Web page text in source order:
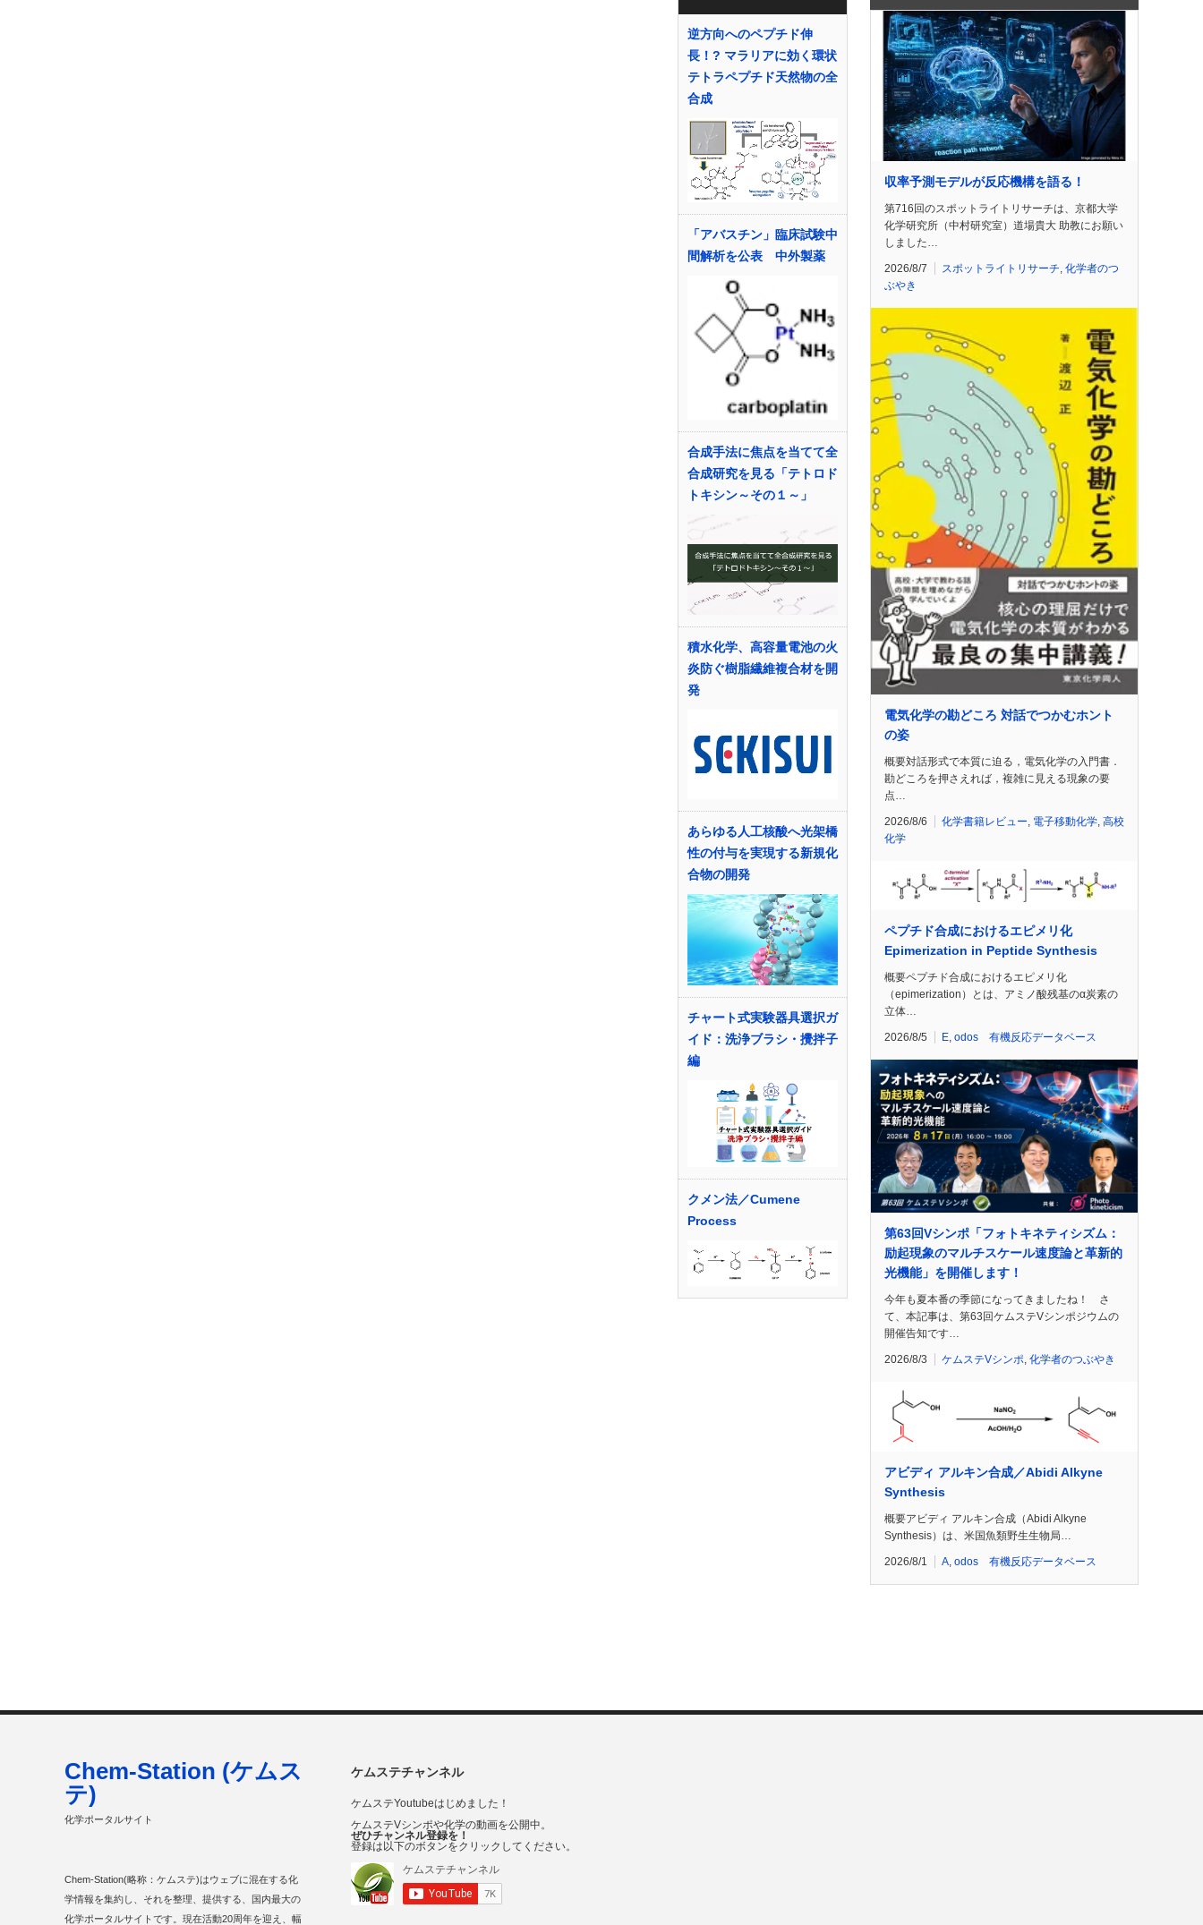
逆方向へのペプチド伸
長！? マラリアに効く環状
テトラペプチド天然物の全
合成
「アバスチン」臨床試験中
間解析を公表 中外製薬
合成手法に焦点を当てて全
合成研究を見る「テトロド
トキシン～その１～」
積水化学、高容量電池の火
炎防ぐ樹脂繊維複合材を開
発
あらゆる人工核酸へ光架橋
性の付与を実現する新規化
合物の開発
チャート式実験器具選択ガ
イド：洗浄ブラシ・攪拌子
編
クメン法／Cumene
Process
収率予測モデルが反応機構を語る！
第716回のスポットライトリサーチは、京都大学
化学研究所（中村研究室）道場貴大 助教にお願い
しました…
2026/8/7 スポットライトリサーチ 化学者のつ
ぶやき
電気化学の勘どころ 対話でつかむホント
の姿
概要対話形式で本質に迫る，電気化学の入門書．
勘どころを押さえれば，複雑に見える現象の要
点…
2026/8/6 化学書籍レビュー 電子移動化学 高校
化学
ペプチド合成におけるエピメリ化
Epimerization in Peptide Synthesis
概要ペプチド合成におけるエピメリ化
（epimerization）とは、アミノ酸残基のα炭素の
立体…
2026/8/5 E odos 有機反応データベース
第63回Vシンポ「フォトキネティシズム：
励起現象のマルチスケール速度論と革新的
光機能」を開催します！
今年も夏本番の季節になってきましたね！ さ
て、本記事は、第63回ケムステVシンポジウムの
開催告知です…
2026/8/3 ケムステVシンポ, 化学者のつぶやき
アビディ アルキン合成／Abidi Alkyne
Synthesis
概要アビディ アルキン合成（Abidi Alkyne
Synthesis）は、米国魚類野生生物局…
2026/8/1 A, odos 有機反応データベース
ケムステチャンネル
ケムステYoutubeはじめました！
ケムステVシンポや化学の動画を公開中。
ぜひチャンネル登録を！
登録は以下のボタンをクリックしてください。
Chem-Station (ケムス
テ)
化学ポータルサイト
Chem-Station(略称：ケムステ)はウェブに混在する化
学情報を集約し、それを整理、提供する、国内最大の
化学ポータルサイトです。現在活動20周年を迎え、幅